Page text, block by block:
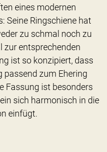
eines modernen
Seine Ringschiene hat
zu schmal noch zu
zur entsprechenden
ist so konzipiert, dass
passend zum Ehering
Fassung ist besonders
sich harmonisch in die
einfügt.